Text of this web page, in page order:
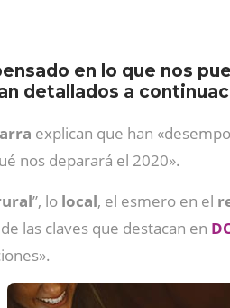
en lo que nos
detallados a
explican que han
nos deparará el 2020».
”, lo local, el esmero en el
las claves que destacan en